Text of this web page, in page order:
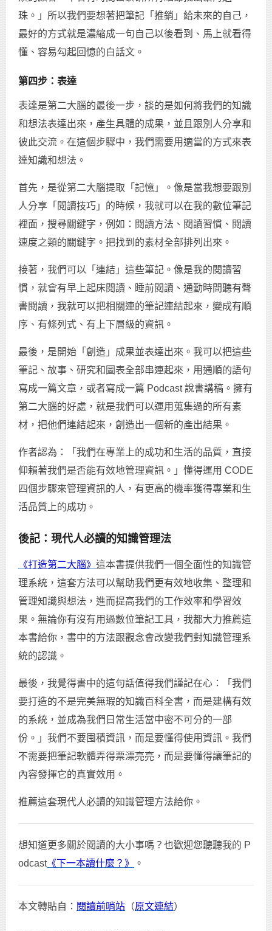
珠。」所以我們要想著把筆記「推銷」給未來的自己，
最好的方式就是濃縮成一句自己以後看到、馬上就看得
懂、容易勾起回憶的白話文。
第四步：表達
表達是第二大腦的最後一步，談的是如何將我們的知識
和想法表達出來，產生具體的成果，並且跟別人分享和
彼此交流。在這個步驟中，我們需要用適當的方式來表
達知識和想法。
首先，是從第二大腦提取「記憶」。像是當我想要跟別
人分享「閱讀技巧」的時候，我就可以在我的數位筆記
裡面，搜尋關鍵字，例如：閱讀方法、閱讀習慣、閱讀
速度之類的關鍵字。把找到的素材全部排列出來。
接著，我們可以「連結」這些筆記。像是我的閱讀習
慣，就會有早上起床閱讀、睡前閱讀、通勤時間聽有聲
書閱讀，我就可以把相關連的筆記連結起來，變成有順
序、有條列式、有上下層級的資訊。
最後，是開始「創造」成果並表達出來。我可以把這些
筆記、故事、研究和圖表全部串連起來，用通順的語句
寫成一篇文章，或者寫成一篇 Podcast 說書講稿。擁有
第二大腦的好處，就是我們可以運用蒐集過的所有素
材，把他們連結起來，創造出一個新的產出結果。
作者認為：「我們在專業上的成功和生活的品質，直接
仰賴著我們是否能有效地管理資訊。」懂得運用 CODE
四個步驟來管理資訊的人，有更高的機率獲得專業和生
活品質上的成功。
後記：現代人必讀的知識管理法
《打造第二大腦》 這本書提供我們一個全面性的知識管
理系統，這套方法可以幫助我們更有效地收集、整理和
管理知識與想法，進而提高我們的工作效率和學習效
果。無論你有沒有用過數位筆記工具，我都大力推薦這
本書給你，書中的方法跟觀念會改變我們對知識管理系
統的認識。
最後，我覺得書中的這句話值得我們謹記在心：「我們
要打造的不是完美無瑕的知識百科全書，而是建構有效
的系統，並成為我們日常生活當中密不可分的一部
份。」我們不要囤積資訊，而是要懂得使用資訊。我們
不需要把筆記軟體弄得票漂亮亮，而是要懂得讓筆記的
內容發揮它的真實效用。
推薦這套現代人必讀的知識管理方法給你。
想知道更多關於閱讀的大小事嗎？也歡迎您聽聽我的 P
odcast《下一本讀什麼？》 。
本文轉貼自： 閱讀前哨站 （原文連結）